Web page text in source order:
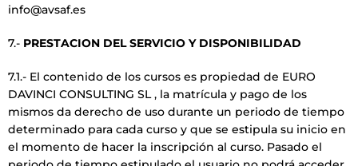
info@avsaf.es
7.- PRESTACION DEL SERVICIO Y DISPONIBILIDAD
7.1.- El contenido de los cursos es propiedad de EURO
DAVINCI CONSULTING SL , la matrícula y pago de los
mismos da derecho de uso durante un periodo de tiempo
determinado para cada curso y que se estipula su inicio en
el momento de hacer la inscripción al curso. Pasado el